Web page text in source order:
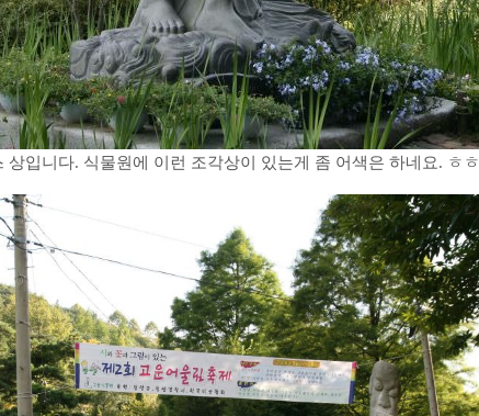
상입니다. 식물원에 이런 조각상이 있는게 좀 어색은 하네요. ㅎㅎ